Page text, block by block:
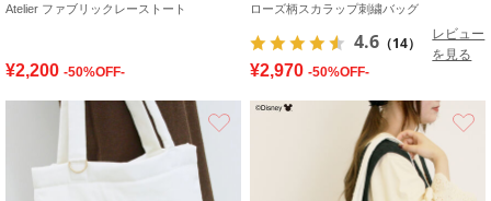
Atelier ファブリックレーストート
¥2,200 -50%OFF-
ローズ柄スカラップ刺繍バッグ
4.6 （14）
レビュー
を見る
¥2,970 -50%OFF-
お気に入り